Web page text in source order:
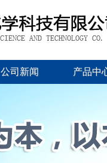
公司新闻 产品中